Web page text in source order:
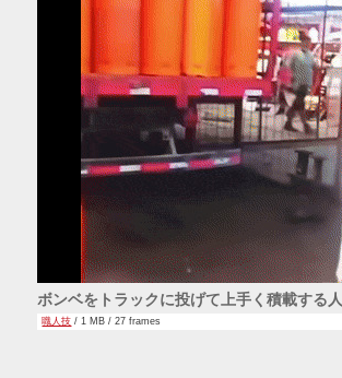
ボンベをトラックに投げて上手く積載する人
職人技 / 1 MB / 27 frames